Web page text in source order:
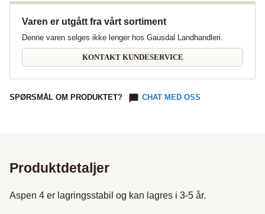
Varen er utgått fra vårt sortiment
Denne varen selges ikke lenger hos Gausdal Landhandleri.
KONTAKT KUNDESERVICE
SPØRSMÅL OM PRODUKTET? CHAT MED OSS
Produktdetaljer
Aspen 4 er lagringsstabil og kan lagres i 3-5 år.